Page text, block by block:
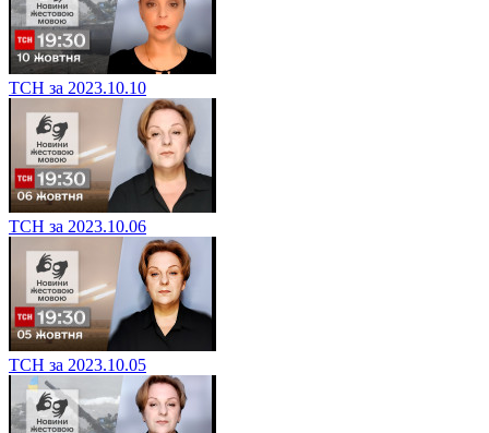
ТСН за 2023.10.10
ТСН за 2023.10.06
ТСН за 2023.10.05